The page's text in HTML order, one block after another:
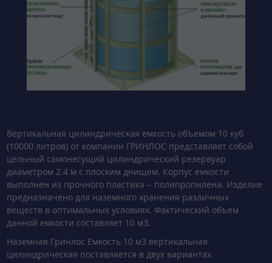
Вертикальная цилиндрическая емкость объемом 10 куб
(10000 литров) от компании ГРИНЛОС представляет собой
цельный самонесущий цилиндрический резервуар
диаметром 2.4 м с плоским днищем. Корпус емкости
выполнен из прочного пластика – полипропилена. Изделие
предназначено для наземного хранения различных
веществ в оптимальных условиях. Фактический объем
данной емкости составляет 10 м3.
Наземная Гринлос Емкость 10 м3 вертикальная
цилиндрическая поставляется в двух вариантах